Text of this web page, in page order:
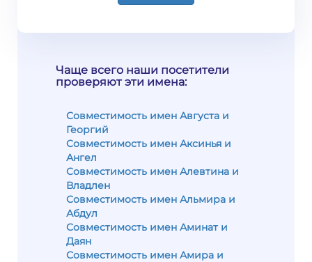
Чаще всего наши посетители
проверяют эти имена:
Совместимость имен Августа и
Георгий
Совместимость имен Аксинья и
Ангел
Совместимость имен Алевтина и
Владлен
Совместимость имен Альмира и
Абдул
Совместимость имен Аминат и
Даян
Совместимость имен Амира и